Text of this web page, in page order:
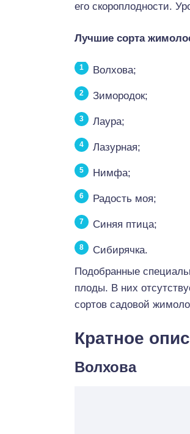
его скороплодности.
Лучшие сорта
Волхова;
Зимородок;
Лаура;
Лазурная;
Нимфа;
Радость моя;
Синяя птица;
Сибирячка.
Подобранные
плоды. В них
сортов садовой
Кратное
Волхова